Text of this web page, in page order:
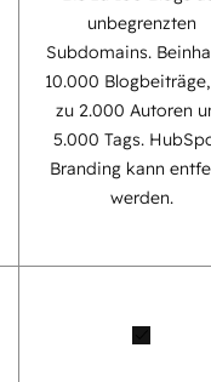
unbegrenzten
Subdomains.
10.000
zu 2.000 Autoren
5.000 Tags.
Branding kann
werden.